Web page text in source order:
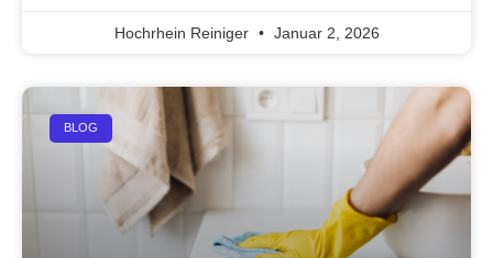
Hochrhein Reiniger Januar 2, 2026
BLOG